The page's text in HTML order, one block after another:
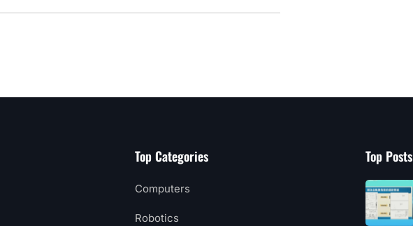
Top Categories
Computers
Robotics
Top Posts